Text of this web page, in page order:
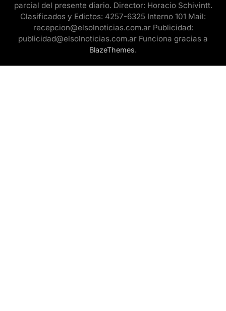
parcial del presente diario. Director: Horacio Schivintt.
Clasificados y Edictos: 4257-6325 Interno 101 Mail:
recepcion@elsolnoticias.com.ar Publicidad:
publicidad@elsolnoticias.com.ar Funciona gracias a
BlazeThemes.